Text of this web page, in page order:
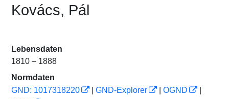
Kovács, Pál
Lebensdaten
1810 – 1888
Normdaten
GND: 1017318220
GND-Explorer OGND